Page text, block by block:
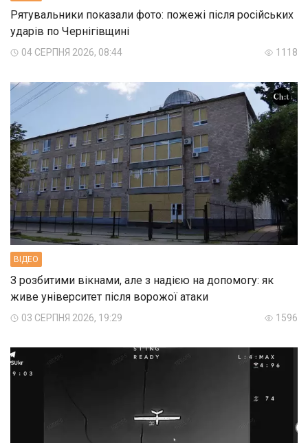
Рятувальники показали фото: пожежі після російських
ударів по Чернігівщині
04 СЕРПНЯ 2026, 08:44 1118
ВIДЕО
З розбитими вікнами, але з надією на допомогу: як
живе університет після ворожої атаки
03 СЕРПНЯ 2026, 19:29 1596